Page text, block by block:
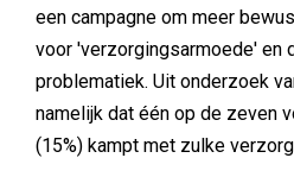
een campagne om meer
voor 'verzorgingsarmoede' en
problematiek. Uit onderzoek
namelijk dat één op de zeven
(15%) kampt met zulke